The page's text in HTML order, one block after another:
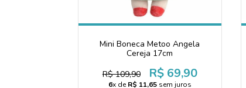
Mini Boneca Metoo Angela
Cereja 17cm
R$ 109,90
R$ 69,90
6x deR$ 11,65sem juros